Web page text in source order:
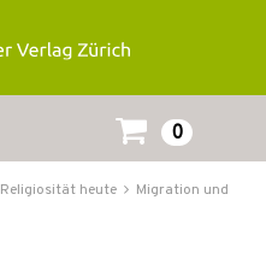
0
Religiosität heute
Migration und